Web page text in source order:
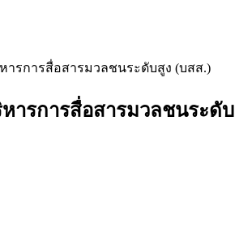
ารการสื่อสารมวลชนระดับสูง (บสส.)
ารการสื่อสารมวลชนระดับ